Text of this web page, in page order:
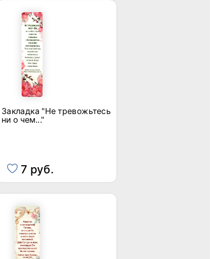
Закладка "Не тревожьтесь
ни о чем..."
7 руб.